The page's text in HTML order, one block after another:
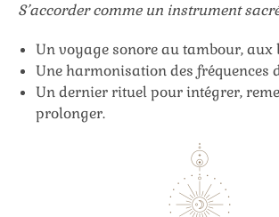
S’accorder comme un instrument
Un voyage sonore au tambour, aux
Une harmonisation des fréquences
Un dernier rituel pour intégrer,
prolonger.